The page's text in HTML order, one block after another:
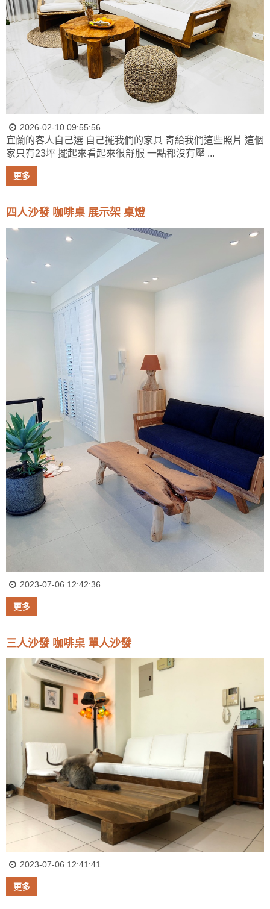
2026-02-10 09:55:56
宜蘭的客人自己選 自己擺我們的家具 寄給我們這些照片 這個
家只有23坪 擺起來看起來很舒服 一點都沒有壓 ...
更多
四人沙發 咖啡桌 展示架 桌燈
2023-07-06 12:42:36
更多
三人沙發 咖啡桌 單人沙發
2023-07-06 12:41:41
更多